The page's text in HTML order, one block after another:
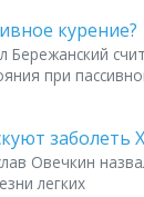
курение?
Бережанский
при
заболеть
Овечкин
легких